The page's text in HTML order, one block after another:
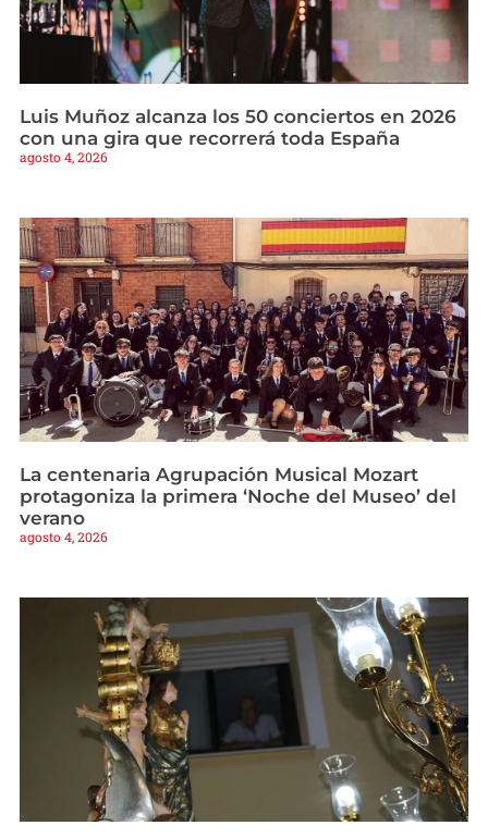
Luis Muñoz alcanza los 50 conciertos en 2026
con una gira que recorrerá toda España
agosto 4, 2026
La centenaria Agrupación Musical Mozart
protagoniza la primera ‘Noche del Museo’ del
verano
agosto 4, 2026